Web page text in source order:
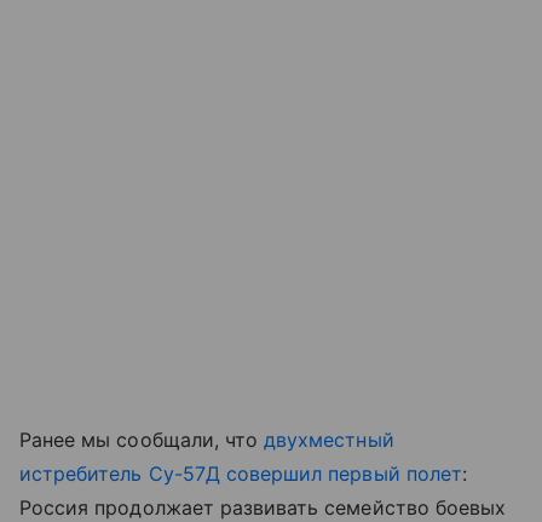
Ранее мы сообщали, чтодвухместный
истребитель Су-57Д совершил первый полет:
Россия продолжает развивать семейство боевых